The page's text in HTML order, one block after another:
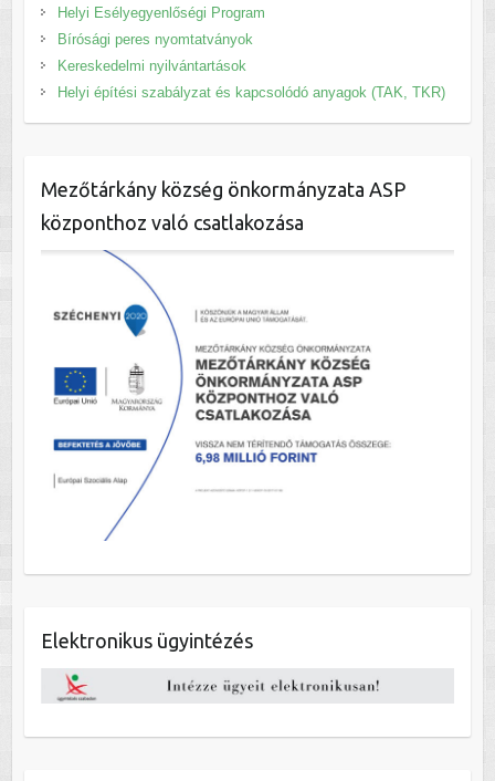
Helyi Esélyegyenlőségi Program
Bírósági peres nyomtatványok
Kereskedelmi nyilvántartások
Helyi építési szabályzat és kapcsolódó anyagok (TAK, TKR)
Mezőtárkány község önkormányzata ASP
központhoz való csatlakozása
Elektronikus ügyintézés